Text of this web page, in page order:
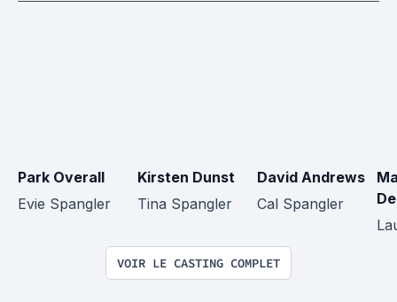
Park Overall
Evie Spangler
Kirsten Dunst
Tina Spangler
David Andrews
Cal Spangler
VOIR LE CASTING COMPLET